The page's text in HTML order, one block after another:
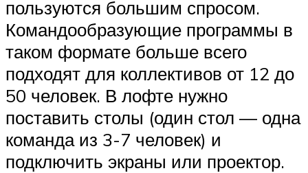
пользуются большим спросом.
Командообразующие программы в
таком формате больше всего
подходят для коллективов от 12 до
50 человек. В лофте нужно
поставить столы (один стол — одна
команда из 3-7 человек) и
подключить экраны или проектор.